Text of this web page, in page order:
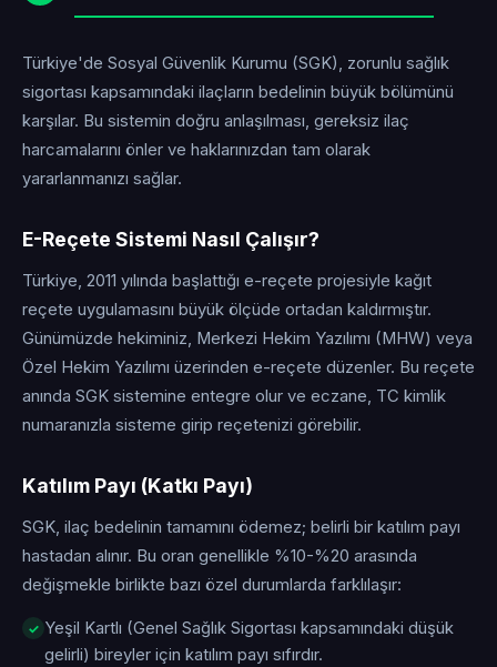
Türkiye'de Sosyal Güvenlik Kurumu (SGK), zorunlu sağlık
sigortası kapsamındaki ilaçların bedelinin büyük bölümünü
karşılar. Bu sistemin doğru anlaşılması, gereksiz ilaç
harcamalarını önler ve haklarınızdan tam olarak
yararlanmanızı sağlar.
E-Reçete Sistemi Nasıl Çalışır?
Türkiye, 2011 yılında başlattığı e-reçete projesiyle kağıt
reçete uygulamasını büyük ölçüde ortadan kaldırmıştır.
Günümüzde hekiminiz, Merkezi Hekim Yazılımı (MHW) veya
Özel Hekim Yazılımı üzerinden e-reçete düzenler. Bu reçete
anında SGK sistemine entegre olur ve eczane, TC kimlik
numaranızla sisteme girip reçetenizi görebilir.
Katılım Payı (Katkı Payı)
SGK, ilaç bedelinin tamamını ödemez; belirli bir katılım payı
hastadan alınır. Bu oran genellikle %10-%20 arasında
değişmekle birlikte bazı özel durumlarda farklılaşır:
Yeşil Kartlı (Genel Sağlık Sigortası kapsamındaki düşük
gelirli) bireyler için katılım payı sıfırdır.